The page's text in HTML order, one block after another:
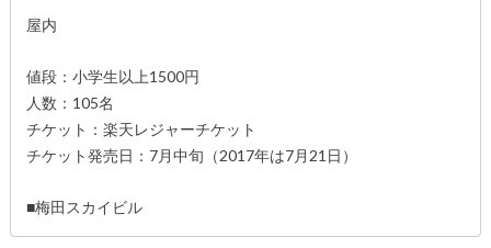
屋内
値段：小学生以上1500円
人数：105名
チケット：楽天レジャーチケット
チケット発売日：7月中旬（2017年は7月21日）
■梅田スカイビル